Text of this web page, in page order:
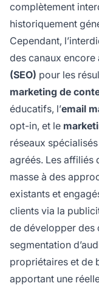
complètement
historiquement
Cependant,
des canaux encore
(SEO) pour les
marketing de
éducatifs, l’email
opt-in, et le
réseaux
agréés. Les affiliés
masse à des
existants et
clients via la
de développer des
segmentation
propriétaires et de
apportant une